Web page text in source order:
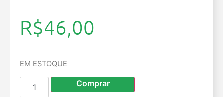
R$46,00
EM ESTOQUE
Comprar